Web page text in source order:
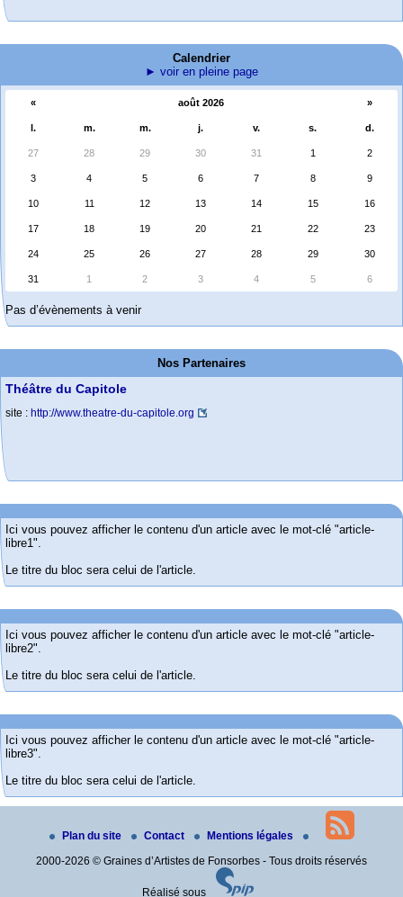
Calendrier
► voir en pleine page
« août 2026 »
l. m. m. j. v. s. d.
27 28 29 30 31 1 2
3 4 5 6 7 8 9
10 11 12 13 14 15 16
17 18 19 20 21 22 23
24 25 26 27 28 29 30
31 1 2 3 4 5 6
Pas d’évènements à venir
Nos Partenaires
Théâtre du Capitole
site : http://www.theatre-du-capitole.org
Odyssud
http://www.odyssud.com
Conseil Général de la Haute Garonne
http://www.cg31.fr
Ici vous pouvez afficher le contenu d'un article avec le mot-clé "article-
libre1".
Le titre du bloc sera celui de l'article.
Ici vous pouvez afficher le contenu d'un article avec le mot-clé "article-
libre2".
Le titre du bloc sera celui de l'article.
Ici vous pouvez afficher le contenu d'un article avec le mot-clé "article-
libre3".
Le titre du bloc sera celui de l'article.
Plan du site Contact
Mentions légales
2000-2026 © Graines d’Artistes de Fonsorbes - Tous droits réservés
Réalisé sous